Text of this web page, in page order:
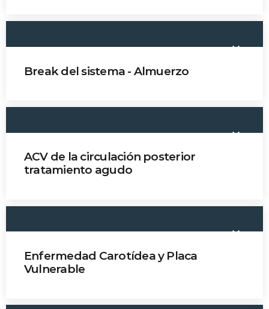
keyboard_arrow_down
Break del sistema - Almuerzo
keyboard_arrow_down
ACV de la circulación posterior
tratamiento agudo
keyboard_arrow_down
Enfermedad Carotídea y Placa
Vulnerable